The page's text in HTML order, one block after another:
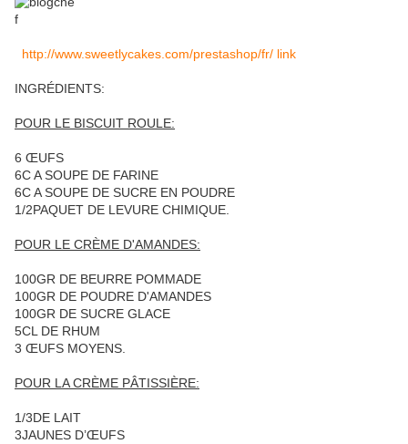
http://www.sweetlycakes.com/prestashop/fr/ link
INGRÉDIENTS:
POUR LE BISCUIT ROULE:
6 ŒUFS
6C A SOUPE DE FARINE
6C A SOUPE DE SUCRE EN POUDRE
1/2PAQUET DE LEVURE CHIMIQUE.
POUR LE CRÈME D'AMANDES:
100GR DE BEURRE POMMADE
100GR DE POUDRE D'AMANDES
100GR DE SUCRE GLACE
5CL DE RHUM
3 ŒUFS MOYENS.
POUR LA CRÈME PÂTISSIÈRE:
1/3DE LAIT
3JAUNES D’ŒUFS